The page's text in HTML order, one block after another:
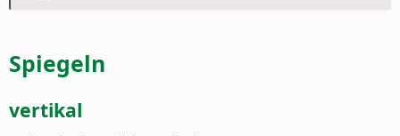
Spiegeln
vertikal